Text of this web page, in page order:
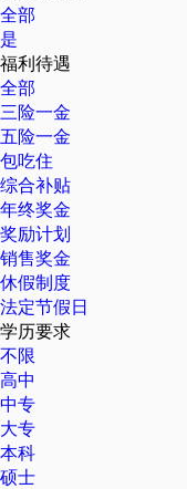
全部
是
福利待遇
全部
三险一金
五险一金
包吃住
综合补贴
年终奖金
奖励计划
销售奖金
休假制度
法定节假日
学历要求
不限
高中
中专
大专
本科
硕士